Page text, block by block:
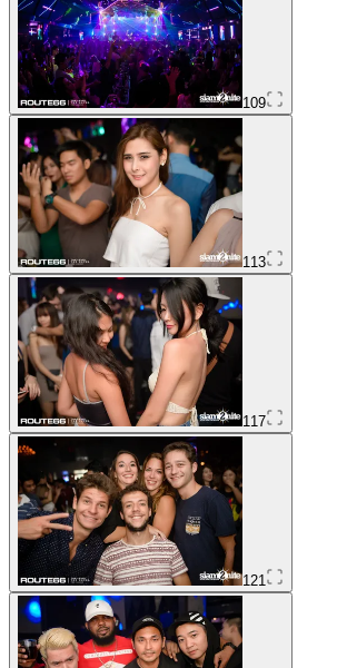
109
113
117
121